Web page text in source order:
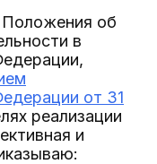
Положения об
в
от 31
реализации
и